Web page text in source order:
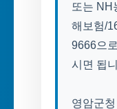
또는 NH
해보험/
9666으
시면 됩
영암군